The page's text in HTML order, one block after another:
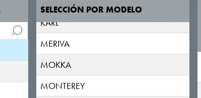
SELECCIÓN POR MODELO
KARL
MERIVA
MOKKA
MONTEREY